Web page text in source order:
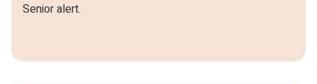
Senior alert.